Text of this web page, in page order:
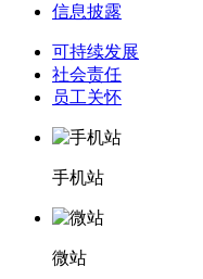
信息披露
可持续发展
社会责任
员工关怀
手机站
微站